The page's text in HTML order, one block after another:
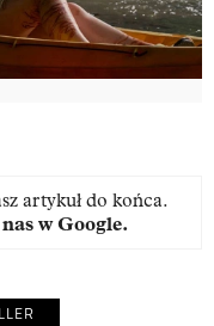
artykuł do końca.
w Google.